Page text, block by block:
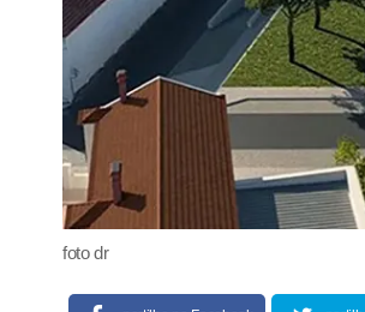
foto dr